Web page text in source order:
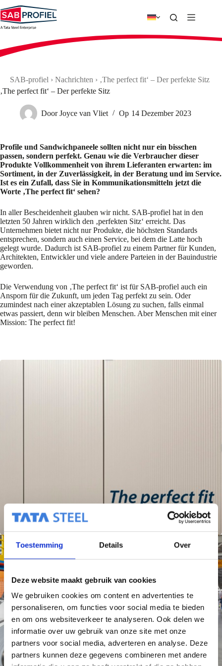
Toestemming Details Over
Deze website maakt gebruik van cookies
We gebruiken cookies om content en advertenties te
personaliseren, om functies voor social media te bieden
en om ons websiteverkeer te analyseren. Ook delen we
informatie over uw gebruik van onze site met onze
partners voor social media, adverteren en analyse. Deze
partners kunnen deze gegevens combineren met andere
Inhalt
springen
SAB-profiel › Nachrichten › ‚The perfect fit‘ – Der perfekte Sitz
‚The perfect fit‘ – Der perfekte Sitz
Door Joyce van Vliet Op 14 Dezember 2023
Profile und Sandwichpaneele sollten nicht nur ein bisschen
passen, sondern perfekt. Genau wie die Verbraucher dieser
Produkte Vollkommenheit von ihrem Lieferanten erwarten: im
Sortiment, in der Zuverlässigkeit, in der Beratung und im Service.
Ist es ein Zufall, dass Sie in Kommunikationsmitteln jetzt die
Worte ‚The perfect fit‘ sehen?
In aller Bescheidenheit glauben wir nicht. SAB-profiel hat in den
letzten 50 Jahren wirklich den ‚perfekten Sitz‘ erreicht. Das
Unternehmen bietet nicht nur Produkte, die höchsten Standards
entsprechen, sondern auch einen Service, bei dem die Latte hoch
gelegt wurde. Dadurch ist SAB-profiel zu einem Partner für Kunden,
Architekten, Entwickler und viele andere Parteien in der Bauindustrie
geworden.
Die Verwendung von ‚The perfect fit‘ ist für SAB-profiel auch ein
Ansporn für die Zukunft, um jeden Tag perfekt zu sein. Oder
zumindest nach einer akzeptablen Lösung zu suchen, falls einmal
etwas passiert, denn wir bleiben Menschen. Aber Menschen mit einer
Mission: The perfect fit!